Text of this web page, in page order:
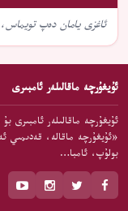
ئاغزى يامان دەپ
ئۇيغۇرچە ماقالىلەر ئامبىرى
ئۇيغۇرچە ماقالىلەر ئامبىرى
«ئۇيغۇرچە ماقالە، قەدىمىي
بولۇپ، ئامبا…